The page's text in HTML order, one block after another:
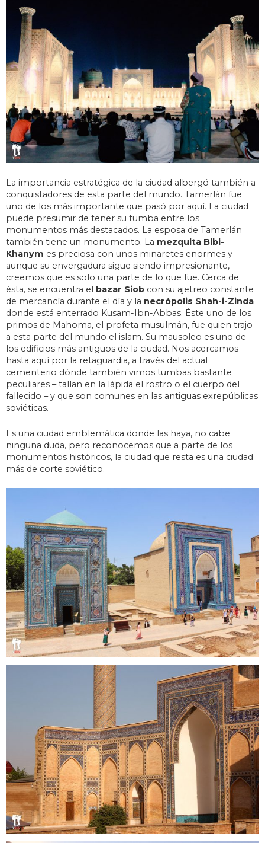
La importancia estratégica de la ciudad albergó también a
conquistadores de esta parte del mundo. Tamerlán fue
uno de los más importante que pasó por aquí. La ciudad
puede presumir de tener su tumba entre los
monumentos más destacados. La esposa de Tamerlán
también tiene un monumento. La mezquita Bibi-
Khanym es preciosa con unos minaretes enormes y
aunque su envergadura sigue siendo impresionante,
creemos que es solo una parte de lo que fue. Cerca de
ésta, se encuentra el bazar Siob con su ajetreo constante
de mercancía durante el día y la necrópolis Shah-i-Zinda
donde está enterrado Kusam-Ibn-Abbas. Éste uno de los
primos de Mahoma, el profeta musulmán, fue quien trajo
a esta parte del mundo el islam. Su mausoleo es uno de
los edificios más antiguos de la ciudad. Nos acercamos
hasta aquí por la retaguardia, a través del actual
cementerio dónde también vimos tumbas bastante
peculiares – tallan en la lápida el rostro o el cuerpo del
fallecido – y que son comunes en las antiguas exrepúblicas
soviéticas.
Es una ciudad emblemática donde las haya, no cabe
ninguna duda, pero reconocemos que a parte de los
monumentos históricos, la ciudad que resta es una ciudad
más de corte soviético.